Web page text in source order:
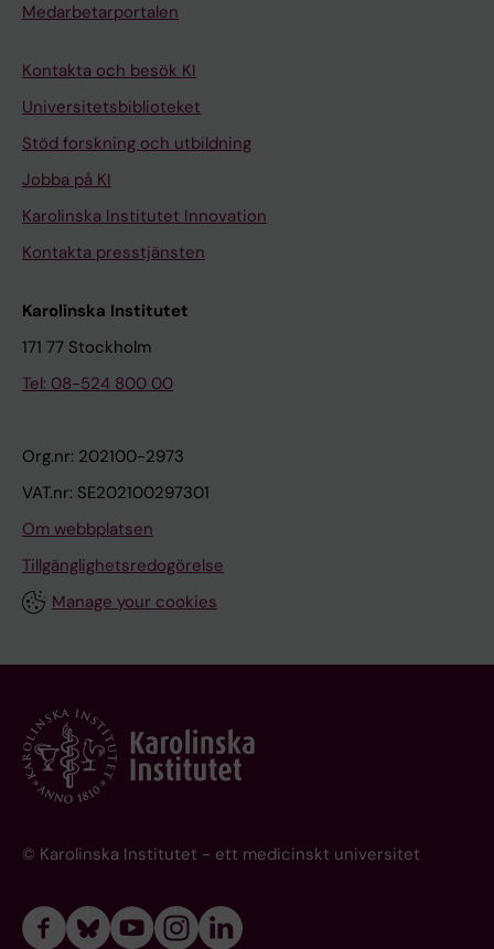
Medarbetarportalen
Kontakta och besök KI
Universitetsbiblioteket
Stöd forskning och utbildning
Jobba på KI
Karolinska Institutet Innovation
Kontakta presstjänsten
Karolinska Institutet
171 77 Stockholm
Tel: 08-524 800 00
Org.nr: 202100-2973
VAT.nr: SE202100297301
Om webbplatsen
Tillgänglighetsredogörelse
Manage your cookies
© Karolinska Institutet - ett medicinskt universitet